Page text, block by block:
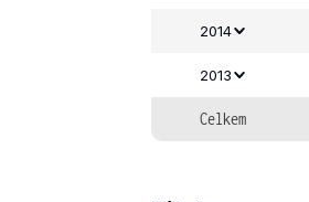
2014
2013
Celkem